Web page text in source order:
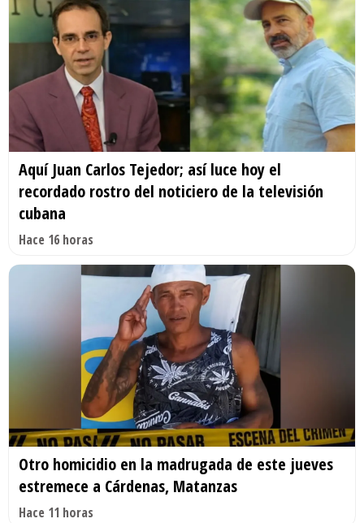
Aquí Juan Carlos Tejedor; así luce hoy el
recordado rostro del noticiero de la televisión
cubana
Hace 16 horas
Otro homicidio en la madrugada de este jueves
estremece a Cárdenas, Matanzas
Hace 11 horas